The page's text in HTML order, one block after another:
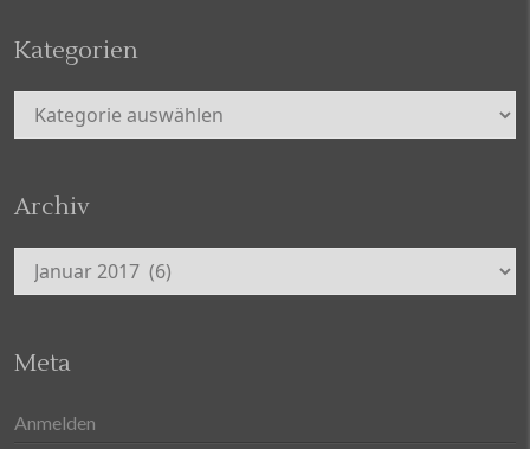
Kategorien
Kategorien
Archiv
Archiv
Meta
Anmelden